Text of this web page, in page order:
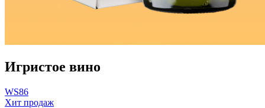
Игристое вино
WS86
Хит продаж